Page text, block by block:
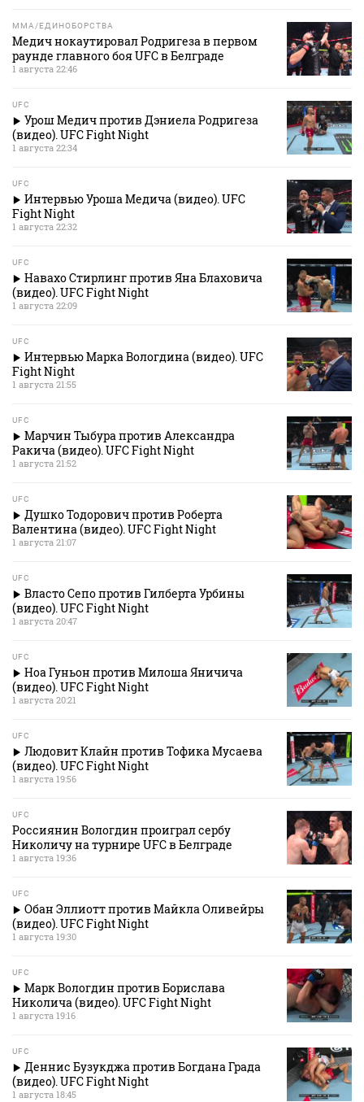
MMA/ЕДИНОБОРСТВА
Медич нокаутировал Родригеза в первом
раунде главного боя UFC в Белграде
1 августа 22:46
UFC
Урош Медич против Дэниела Родригеза
(видео). UFC Fight Night
1 августа 22:34
UFC
Интервью Уроша Медича (видео). UFC
Fight Night
1 августа 22:32
UFC
Навахо Стирлинг против Яна Блаховича
(видео). UFC Fight Night
1 августа 22:09
UFC
Интервью Марка Вологдина (видео). UFC
Fight Night
1 августа 21:55
UFC
Марчин Тыбура против Александра
Ракича (видео). UFC Fight Night
1 августа 21:52
UFC
Душко Тодорович против Роберта
Валентина (видео). UFC Fight Night
1 августа 21:07
UFC
Власто Сепо против Гилберта Урбины
(видео). UFC Fight Night
1 августа 20:47
UFC
Ноа Гуньон против Милоша Яничича
(видео). UFC Fight Night
1 августа 20:21
UFC
Людовит Клайн против Тофика Мусаева
(видео). UFC Fight Night
1 августа 19:56
UFC
Россиянин Вологдин проиграл сербу
Николичу на турнире UFC в Белграде
1 августа 19:36
UFC
Обан Эллиотт против Майкла Оливейры
(видео). UFC Fight Night
1 августа 19:30
UFC
Марк Вологдин против Борислава
Николича (видео). UFC Fight Night
1 августа 19:16
UFC
Деннис Бузукджа против Богдана Града
(видео). UFC Fight Night
1 августа 18:45